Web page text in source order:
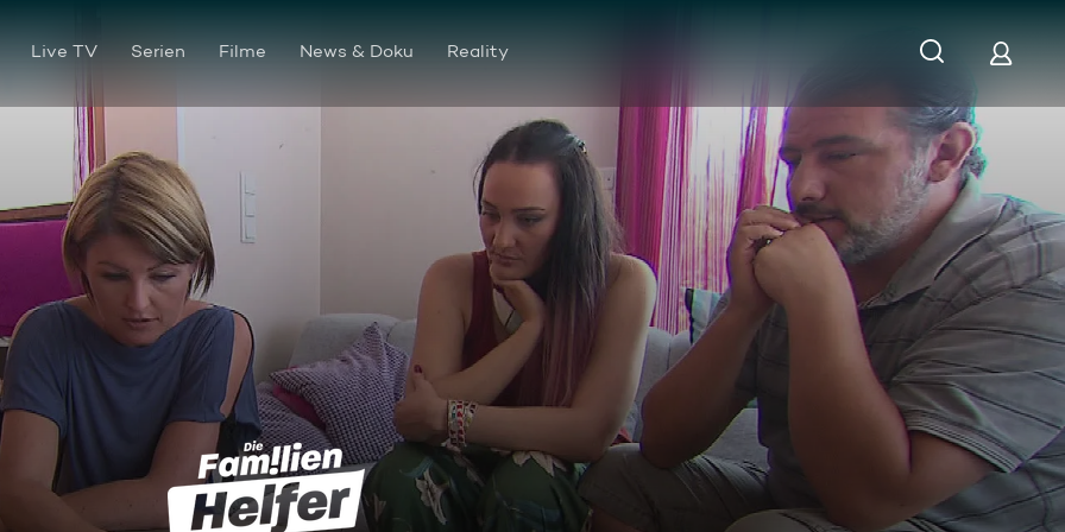
Live TV Serien Filme News & Doku Reality
DIE UNGESCHMINKTE WAHRHEIT